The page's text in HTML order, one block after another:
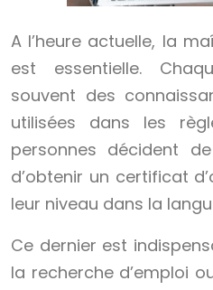
A l’heure actuelle, la
est essentielle.
souvent des
utilisées dans les
personnes décident
d’obtenir un certificat
leur niveau dans la
Ce dernier est
la recherche d’emploi